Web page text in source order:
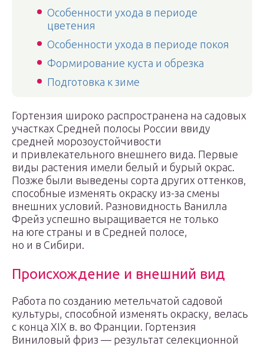
Особенности ухода в периоде
цветения
Особенности ухода в периоде покоя
Формирование куста и обрезка
Подготовка к зиме
Гортензия широко распространена на садовых
участках Средней полосы России ввиду
средней морозоустойчивости
и привлекательного внешнего вида. Первые
виды растения имели белый и бурый окрас.
Позже были выведены сорта других оттенков,
способные изменять окраску из-за смены
внешних условий. Разновидность Ванилла
Фрейз успешно выращивается не только
на юге страны и в Средней полосе,
но и в Сибири.
Происхождение и внешний вид
Работа по созданию метельчатой садовой
культуры, способной изменять окраску, велась
с конца XIX в. во Франции. Гортензия
Виниловый фриз — результат селекционной